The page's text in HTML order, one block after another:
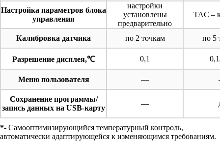
Настройка параметров блока
управления
настройки
установлены
предварительно
TAC –
Калибровка датчика по 2 точкам по 5
Разрешение дисплея,℃ 0,1
Меню пользователя ―
Сохранение программы/
запись данных на USB-карту
―
*- Самооптимизирующийся температурный контроль,
автоматически адаптирующейся к изменяющимся требованиям.